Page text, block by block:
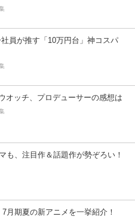
社員が推す「10万円台」神コスパ
オッチ、プロデューサーの感想は
も、注目作＆話題作が勢ぞろい！
7月期夏の新アニメを一挙紹介！